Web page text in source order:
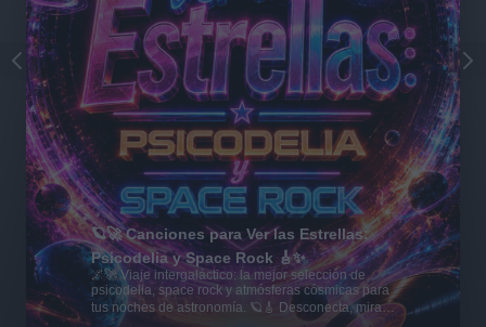
🪐🚀 Canciones para Ver las Estrellas:
Psicodelia y Space Rock 🎸✨
🌌🚀 Viaje intergaláctico: la mejor selección de
psicodelia, space rock y atmósferas cósmicas para
tus noches de astronomía. 🪐🎸 Desconecta, mira